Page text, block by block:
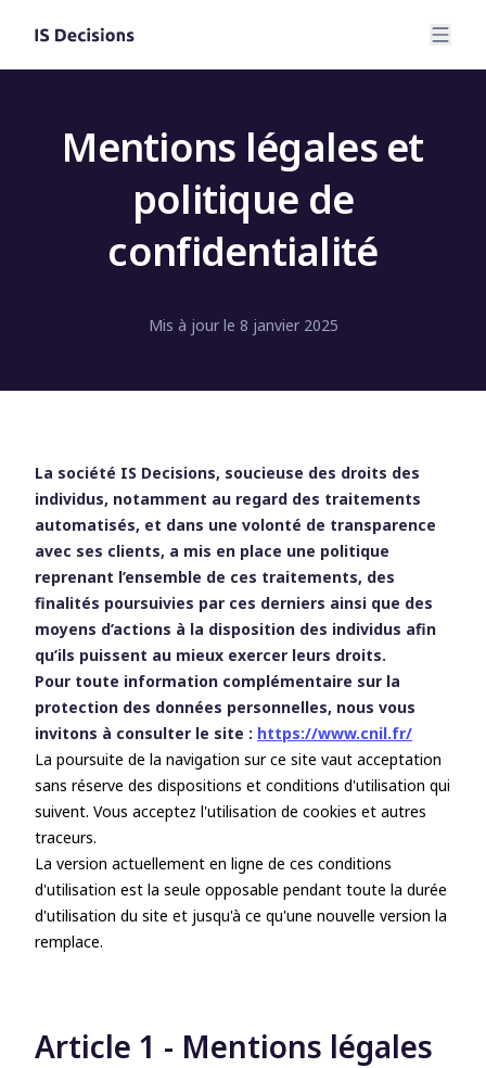
Mentions légales et
politique de
confidentialité
Mis à jour le 8 janvier 2025
La société IS Decisions, soucieuse des droits des
individus, notamment au regard des traitements
automatisés, et dans une volonté de transparence
avec ses clients, a mis en place une politique
reprenant l’ensemble de ces traitements, des
finalités poursuivies par ces derniers ainsi que des
moyens d’actions à la disposition des individus afin
qu’ils puissent au mieux exercer leurs droits.
Pour toute information complémentaire sur la
protection des données personnelles, nous vous
invitons à consulter le site : https://www.cnil.fr/
La poursuite de la navigation sur ce site vaut acceptation
sans réserve des dispositions et conditions d'utilisation qui
suivent. Vous acceptez l'utilisation de cookies et autres
traceurs.
La version actuellement en ligne de ces conditions
d'utilisation est la seule opposable pendant toute la durée
d'utilisation du site et jusqu'à ce qu'une nouvelle version la
remplace.
Article 1 - Mentions légales